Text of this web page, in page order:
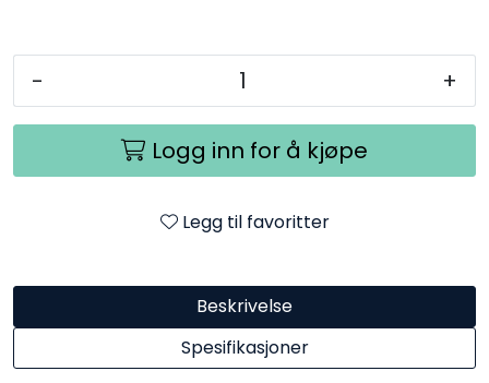
- +
Logg inn for å kjøpe
Legg til favoritter
Beskrivelse
Spesifikasjoner